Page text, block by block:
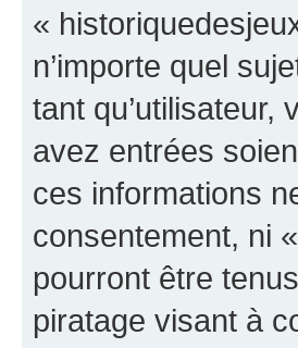
«
n’importe quel
tant
avez entrées
ces informations
consentement, ni
pourront être
piratage visant à